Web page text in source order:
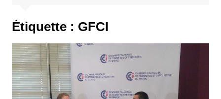
Étiquette : GFCI